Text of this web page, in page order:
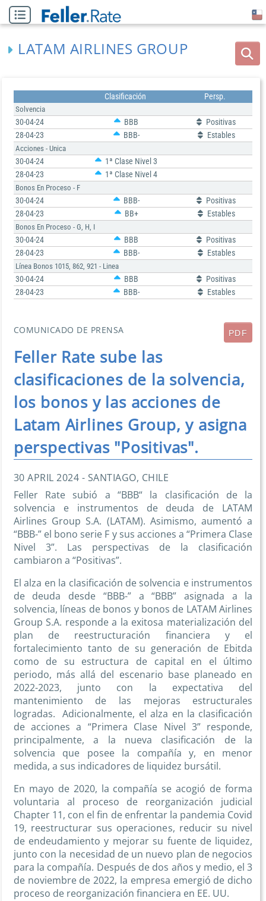
LATAM AIRLINES GROUP
Clasificación Persp.
Solvencia
30-04-24 BBB
Positivas
28-04-23
BBB- Estables
Acciones - Unica
30-04-24
1ª Clase Nivel 3
28-04-23
1ª Clase Nivel 4
Bonos En Proceso - F
30-04-24 BBB-
Positivas
28-04-23
BB+ Estables
Bonos En Proceso - G, H, I
30-04-24 BBB
Positivas
28-04-23
BBB- Estables
Línea Bonos 1015, 862, 921 - Linea
30-04-24 BBB
Positivas
28-04-23
BBB- Estables
COMUNICADO DE PRENSA PDF
Feller Rate sube las
clasificaciones de la solvencia,
los bonos y las acciones de
Latam Airlines Group, y asigna
perspectivas "Positivas".
30 APRIL 2024 - SANTIAGO, CHILE
Feller Rate subió a “BBB“ la clasificación de la
solvencia e instrumentos de deuda de LATAM
Airlines Group S.A. (LATAM). Asimismo, aumentó a
“BBB-” el bono serie F y sus acciones a “Primera Clase
Nivel 3”. Las perspectivas de la clasificación
cambiaron a “Positivas”.
El alza en la clasificación de solvencia e instrumentos
de deuda desde “BBB-” a “BBB” asignada a la
solvencia, líneas de bonos y bonos de LATAM Airlines
Group S.A. responde a la exitosa materialización del
plan de reestructuración financiera y el
fortalecimiento tanto de su generación de Ebitda
como de su estructura de capital en el último
periodo, más allá del escenario base planeado en
2022-2023, junto con la expectativa del
mantenimiento de las mejoras estructurales
logradas. Adicionalmente, el alza en la clasificación
de acciones a “Primera Clase Nivel 3” responde,
principalmente, a la nueva clasificación de la
solvencia que posee la compañía y, en menor
medida, a sus indicadores de liquidez bursátil.
En mayo de 2020, la compañía se acogió de forma
voluntaria al proceso de reorganización judicial
Chapter 11, con el fin de enfrentar la pandemia Covid
19, reestructurar sus operaciones, reducir su nivel
de endeudamiento y mejorar su fuente de liquidez,
junto con la necesidad de un nuevo plan de negocios
para la compañía. Después de dos años y medio, el 3
de noviembre de 2022, la empresa emergió de dicho
proceso de reorganización financiera en EE. UU.